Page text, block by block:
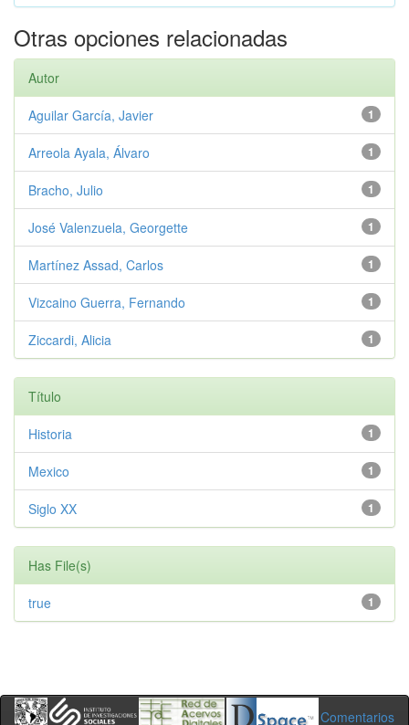
Otras opciones relacionadas
Autor
1
Aguilar García, Javier
1
Arreola Ayala, Álvaro
1
Bracho, Julio
1
José Valenzuela, Georgette
1
Martínez Assad, Carlos
1
Vizcaino Guerra, Fernando
1
Ziccardi, Alicia
Título
1
Historia
1
Mexico
1
Siglo XX
Has File(s)
1
true
Comentarios